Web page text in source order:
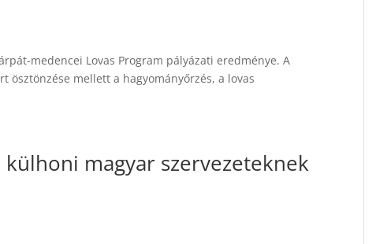
medencei Lovas Program pályázati eredménye. A
ösztönzése mellett a hagyományőrzés, a lovas
magyar szervezeteknek